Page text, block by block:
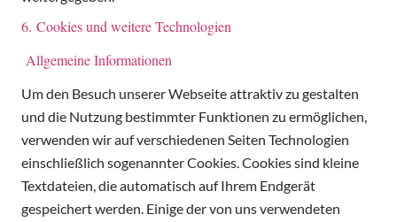
6. Cookies und weitere Technologien
Allgemeine Informationen
Um den Besuch unserer Webseite attraktiv zu gestalten
und die Nutzung bestimmter Funktionen zu ermöglichen,
verwenden wir auf verschiedenen Seiten Technologien
einschließlich sogenannter Cookies. Cookies sind kleine
Textdateien, die automatisch auf Ihrem Endgerät
gespeichert werden. Einige der von uns verwendeten